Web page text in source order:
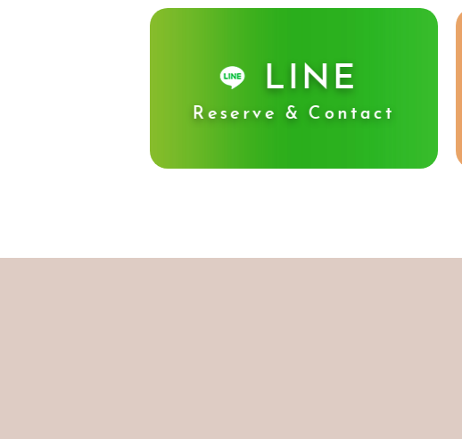
LINE
Reserve & Contact